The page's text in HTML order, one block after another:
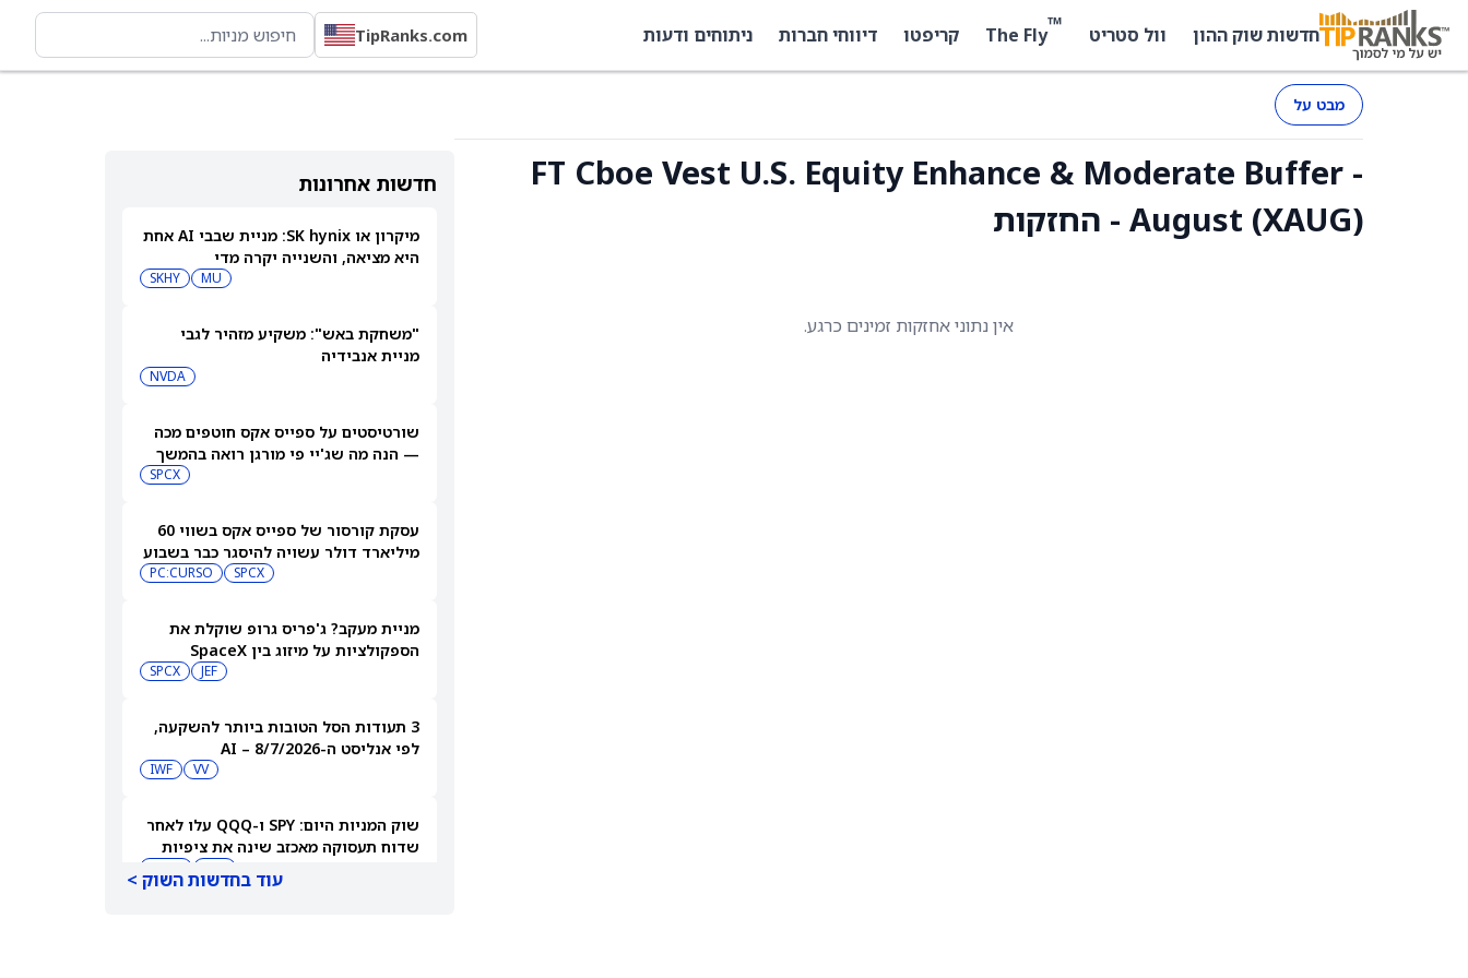
חדשות שוק ההון וול סטריט ™
The Fly קריפטו דיווחי חברות ניתוחים ודעות TipRanks.com
מבט על
FT Cboe Vest U.S. Equity Enhance & Moderate Buffer -
August (XAUG) - החזקות
אין נתוני אחזקות זמינים כרגע.
חדשות אחרונות
מיקרון או SK hynix: מניית שבבי AI אחת
היא מציאה, והשנייה יקרה מדי
MU
SKHY
"משחקת באש": משקיע מזהיר לגבי
מניית אנבידיה
NVDA
שורטיסטים על ספייס אקס חוטפים מכה
— הנה מה שג'יי פי מורגן רואה בהמשך
SPCX
עסקת קורסור של ספייס אקס בשווי 60
מיליארד דולר עשויה להיסגר כבר בשבוע
SPCX
PC:CURSO
מניית מעקב? ג'פריס גרופ שוקלת את
הספקולציות על מיזוג בין SpaceX
JEF
SPCX
3 תעודות הסל הטובות ביותר להשקעה,
לפי אנליסט ה-AI – 8/7/2026
VV
IWF
שוק המניות היום: SPY ו-QQQ עלו לאחר
שדוח תעסוקה מאכזב שינה את ציפיות
עוד בחדשות השוק >